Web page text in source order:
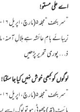
اے علی مستو!
زیبائے بامِ عائشہ ہے ہلالِ
ذ…پوری تحریر پڑھیں
لوگوں کو کبھی خوش نہیں کیا جا سکتا!